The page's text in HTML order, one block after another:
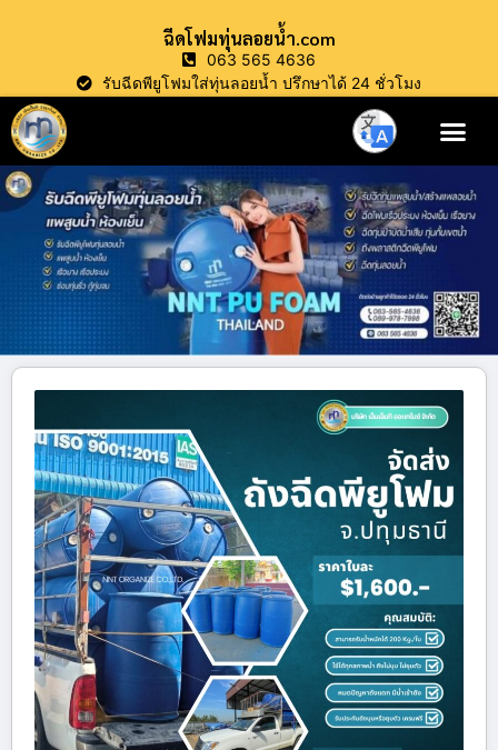
ฉีดโฟมทุ่นลอยน้ำ.com
063 565 4636
รับฉีดพียูโฟมใส่ทุ่นลอยน้ำ ปรึกษาได้ 24 ชั่วโมง